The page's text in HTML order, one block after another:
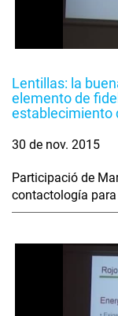
Lentillas: la
elemento de
establecimiento
30 de nov. 2015
Participació de
contactología